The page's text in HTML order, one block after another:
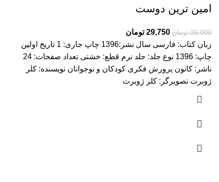
امین ترین دوست
35,000 تومان 29,750 تومان
زبان کتاب: فارسی سال نشر:1396 چاپ جاری: 1 تاریخ اولین
چاپ: 1396 نوع جلد: جلد نرم قطع: خشتی تعداد صفحات: 24
ناشر: کانون پرورش فکری کودکان و نوجوانان نویسنده: کلر
ژوبرت تصویرگر: کلر ژوبرت